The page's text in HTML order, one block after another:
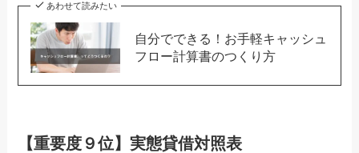
あわせて読みたい
自分でできる！お手軽キャッシュ
フロー計算書のつくり方
【重要度９位】実態貸借対照表